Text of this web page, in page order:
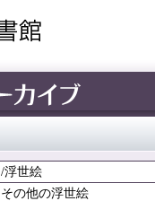
/浮世絵
その他の浮世絵